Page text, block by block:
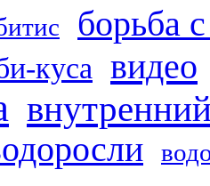
борьба
куса видео